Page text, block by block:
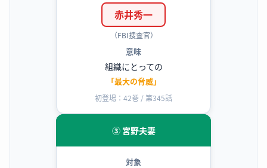
赤井秀一
（FBI捜査官）
意味
組織にとっての
「最大の脅威」
初登場：42巻 / 第345話
③ 宮野夫妻
対象